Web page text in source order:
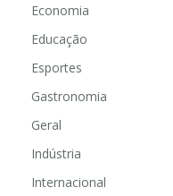
Economia
Educação
Esportes
Gastronomia
Geral
Indústria
Internacional